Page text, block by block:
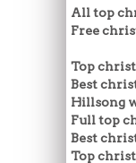
All top
Free
Top
Best
Hillsong
Full top
Best
Top